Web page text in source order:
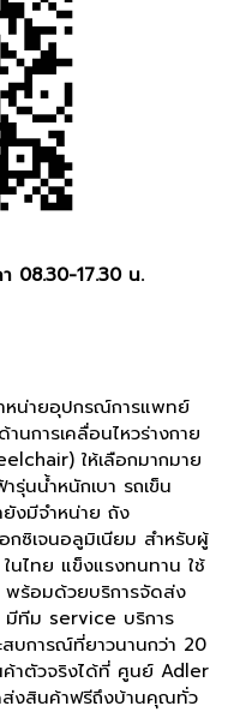
า 08.30-17.30 น.
หน่ายอุปกรณ์การแพทย์
นการเคลื่อนไหวร่างกาย
ให้เลือกมากมาย
รุ่นน้ำหนักเบา รถเข็น
งมีจำหน่าย ถัง
กซิเจนอลูมิเนียม สำหรับผู้
ไทย แข็งแรงทนทาน ใช้
ร้อมด้วยบริการจัดส่ง
มีทีม service บริการ
บการณ์ที่ยาวนานกว่า 20
ค้าตัวจริงได้ที่ ศูนย์ Adler
ส่งสินค้าฟรีถึงบ้านคุณทั่ว